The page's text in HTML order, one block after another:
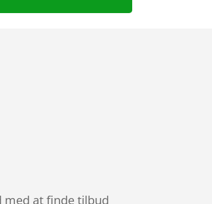
med at finde tilbud